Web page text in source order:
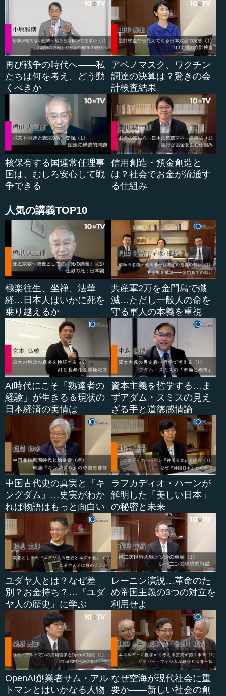
歩み方を日本人はするわけです。ここが中国と日本の...
再び戦争の時代へ――私
たちは何を考え、どう動
くべきか
アベノマスク、ワクチン
調達の決算は？驚きの会
計検査結果
核保有する国連常任理事
国は、むしろ安心して戦
争できる
信用創造・預金創造と
は？社会でお金が流通す
る仕組み
人気の講義TOP10
極楽往生、坐禅、法華
経…日本人はいかに死を
乗り越えるか
共産軍2万を金門島で殲
滅…ただし一般人の命を
守る軍人の本義を重視
AI時代にこそ「熟達者の
経験」が生きる＆現状の
日本経済の実情は
資本主義を哲学する…ま
ずアダム・スミスの見え
ざる手と道徳感情論
中国古代史の真実と『キ
ングダム』…史実がわか
れば物語はもっと面白い
ラフカディオ・ハーンが
解明した「美しい日本」
の秘密と未来
ユダヤ人とは？なぜ差
別？お金持ち？…『ユダ
ヤ人の歴史』に学ぶ
レーニン演説…革命のた
め帝国主義の3つの対立を
利用せよ
OpenAI創業者サム・アル
トマンとはいかなる人物
なぜ空海が現代社会に重
要か――新しい社会の創